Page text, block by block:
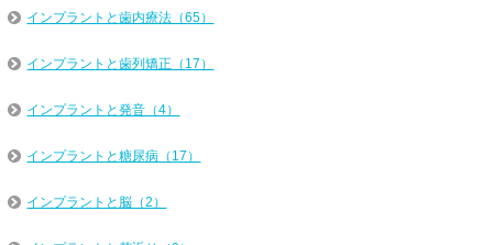
インプラントと歯内療法（65）
インプラントと歯列矯正（17）
インプラントと発音（4）
インプラントと糖尿病（17）
インプラントと脳（2）